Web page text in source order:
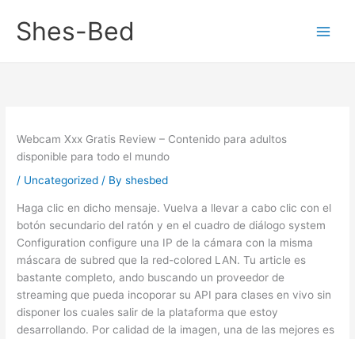
contentShes-Bed
Webcam Xxx Gratis Review – Contenido para adultos
disponible para todo el mundo
/ Uncategorized / Byshesbed
Haga clic en dicho mensaje. Vuelva a llevar a cabo clic con el
botón secundario del ratón y en el cuadro de diálogo system
Configuration configure una IP de la cámara con la misma
máscara de subred que la red-colored LAN. Tu article es
bastante completo, ando buscando un proveedor de
streaming que pueda incoporar su API para clases en vivo sin
disponer los cuales salir de la plataforma que estoy
desarrollando. Por calidad de la imagen, una de las mejores es